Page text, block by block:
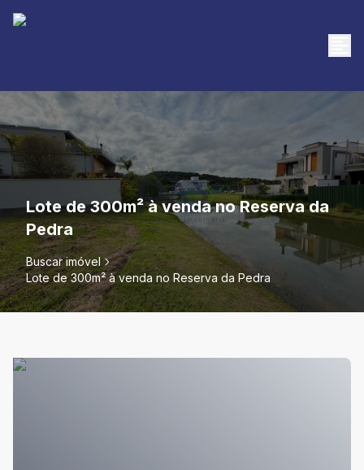
Lote de 300m² à venda no Reserva da
Pedra
Buscar imóvel
Lote de 300m² à venda no Reserva da Pedra